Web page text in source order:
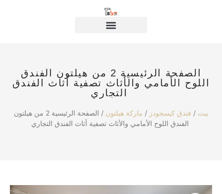
الصفحة الرئيسية 2 من هيلتون الفندق
اللوح الأمامي والأثاث تصفية أثاث الفندق
بيت / فندق كيسجودز / ماركة هيلتون
/ الصفحة الرئيسية 2 من هيلتون